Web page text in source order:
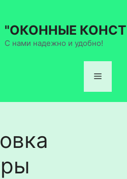
"ОКОННЫЕ
С нами надежно и удобно!
Меню